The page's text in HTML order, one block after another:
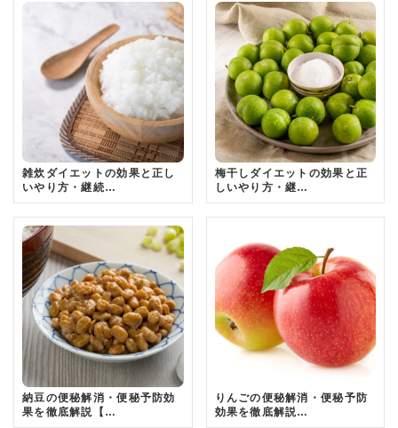
雑炊ダイエットの効果と正し
いやり方・継続…
梅干しダイエットの効果と正
しいやり方・継…
納豆の便秘解消・便秘予防効
果を徹底解説【…
りんごの便秘解消・便秘予防
効果を徹底解説…